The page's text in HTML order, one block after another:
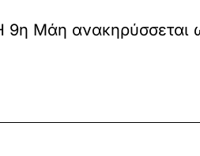
Μάη ανακηρύσσεται